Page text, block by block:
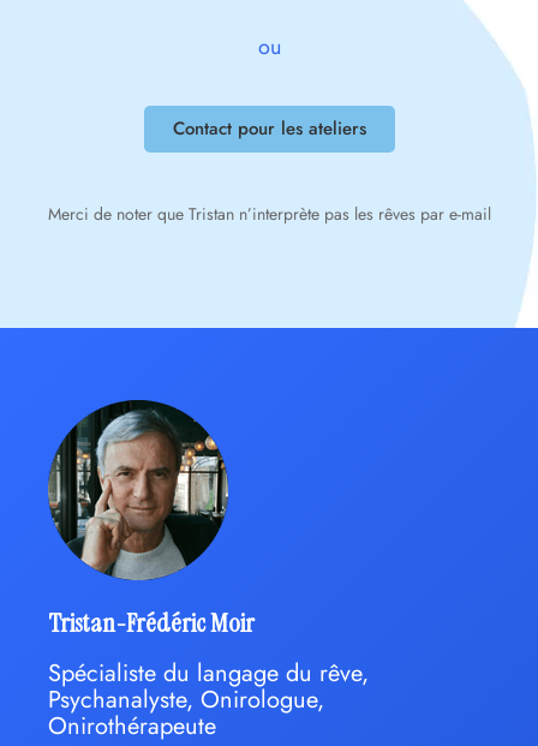
ou
Contact pour les ateliers
Merci de noter que Tristan n’interprète pas les rêves par e-mail
Tristan-Frédéric Moir
Spécialiste du langage du rêve,
Psychanalyste, Onirologue,
Onirothérapeute